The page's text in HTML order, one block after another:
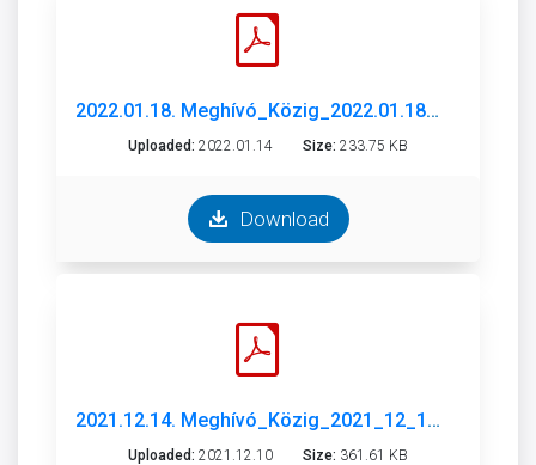
2022.01.18. Meghívó_Közig_2022.01.18.pdf
Uploaded: 2022.01.14 Size: 233.75 KB
Download
2021.12.14. Meghívó_Közig_2021_12_14.pdf
Uploaded: 2021.12.10 Size: 361.61 KB